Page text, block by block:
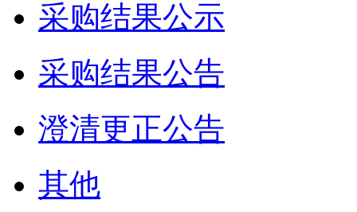
采购结果公示
采购结果公告
澄清更正公告
其他